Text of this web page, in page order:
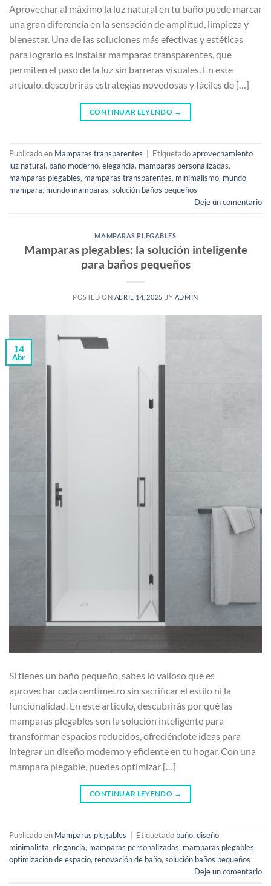
Aprovechar al máximo la luz natural en tu baño puede marcar
una gran diferencia en la sensación de amplitud, limpieza y
bienestar. Una de las soluciones más efectivas y estéticas
para lograrlo es instalar mamparas transparentes, que
permiten el paso de la luz sin barreras visuales. En este
artículo, descubrirás estrategias novedosas y fáciles de […]
CONTINUAR LEYENDO →
Publicado en Mamparas transparentes Etiquetadoaprovechamiento
luz natural, baño moderno, elegancia, mamparas personalizadas,
mamparas plegables, mamparas transparentes, minimalismo, mundo
mampara, mundo mamparas, solución baños pequeños
Deje un comentario
MAMPARAS PLEGABLES
Mamparas plegables: la solución inteligente
para baños pequeños
POSTED ON ABRIL 14, 2025 BY ADMIN
14
Abr
Si tienes un baño pequeño, sabes lo valioso que es
aprovechar cada centímetro sin sacrificar el estilo ni la
funcionalidad. En este artículo, descubrirás por qué las
mamparas plegables son la solución inteligente para
transformar espacios reducidos, ofreciéndote ideas para
integrar un diseño moderno y eficiente en tu hogar. Con una
mampara plegable, puedes optimizar […]
CONTINUAR LEYENDO →
Publicado en Mamparas plegables Etiquetado baño, diseño
minimalista, elegancia, mamparas personalizadas, mamparas plegables,
optimización de espacio, renovación de baño, solución baños pequeños
Deje un comentario